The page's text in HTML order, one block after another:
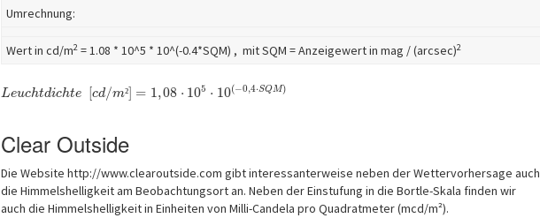
Umrechnung:
Wert in cd/m2= 1.08 * 10^5 * 10^(-0.4*SQM) , mit SQM = Anzeigewert in mag / (arcsec)2
Leuchtdichte [cd/m²] = 1,08 ⋅ 105 ⋅ 10(−0,4⋅ SQM)
Clear Outside
Die Website http://www.clearoutside.com gibt interessanterweise neben der Wettervorhersage auch
die Himmelshelligkeit am Beobachtungsort an. Neben der Einstufung in die Bortle-Skala finden wir
auch die Himmelshelligkeit in Einheiten von Milli-Candela pro Quadratmeter (mcd/m²).